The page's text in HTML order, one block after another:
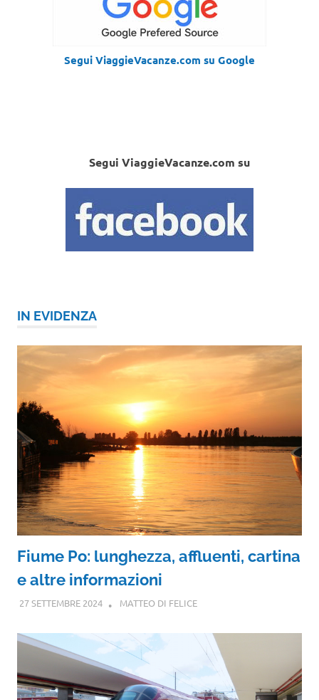
Segui ViaggieVacanze.com su Google
Segui ViaggieVacanze.com su
IN EVIDENZA
Fiume Po: lunghezza, affluenti, cartina
e altre informazioni
27 SETTEMBRE 2024 MATTEO DI FELICE